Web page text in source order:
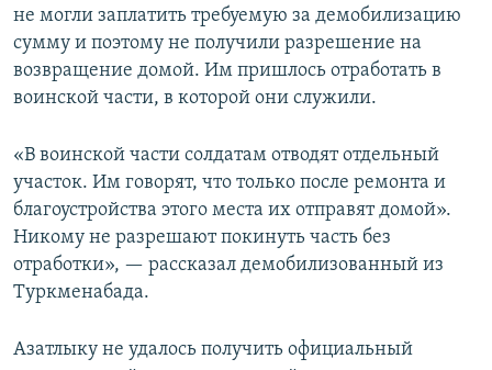
не могли заплатить требуемую за демобилизацию
сумму и поэтому не получили разрешение на
возвращение домой. Им пришлось отработать в
воинской части, в которой они служили.
«В воинской части солдатам отводят отдельный
участок. Им говорят, что только после ремонта и
благоустройства этого места их отправят домой».
Никому не разрешают покинуть часть без
отработки», — рассказал демобилизованный из
Туркменабада.
Азатлыку не удалось получить официальный